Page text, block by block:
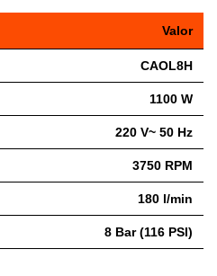
Valor
CAOL8H
1100 W
220 V~ 50 Hz
3750 RPM
180 l/min
8 Bar (116 PSI)